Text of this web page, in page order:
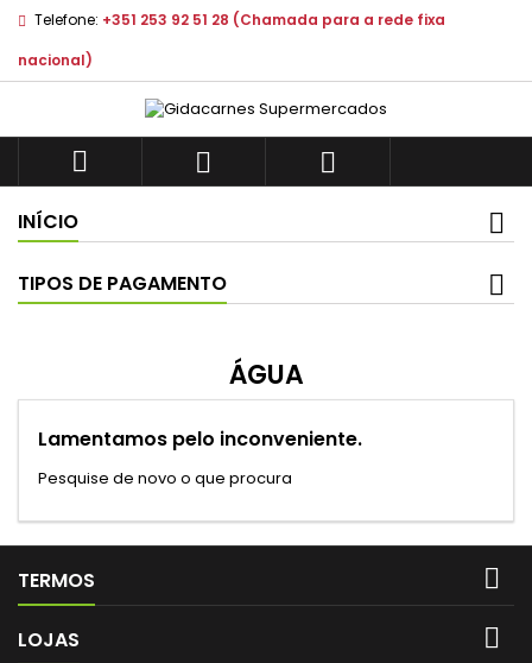
Telefone: +351 253 92 51 28 (Chamada para a rede fixa
nacional)
  
INÍCIO
TIPOS DE PAGAMENTO
ÁGUA
Lamentamos pelo inconveniente.
Pesquise de novo o que procura
TERMOS 
LOJAS 